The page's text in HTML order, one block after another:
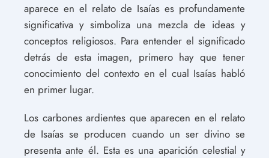
aparece en el relato de Isaías es profundamente
significativa y simboliza una mezcla de ideas y
conceptos religiosos. Para entender el significado
detrás de esta imagen, primero hay que tener
conocimiento del contexto en el cual Isaías habló
en primer lugar.
Los carbones ardientes que aparecen en el relato
de Isaías se producen cuando un ser divino se
presenta ante él. Esta es una aparición celestial y